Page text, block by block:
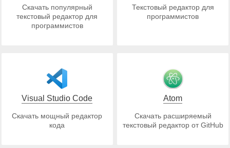
Скачать популярный
текстовый редактор для
программистов
Текстовый редактор для
программистов
Visual Studio Code
Скачать мощный редактор
кода
Atom
Скачать расширяемый
текстовый редактор от GitHub